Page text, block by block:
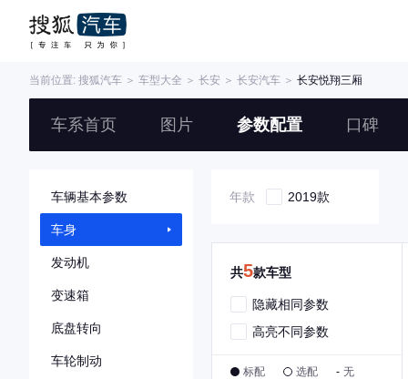
当前位置: 搜狐汽车 ＞ 车型大全 ＞ 长安 ＞ 长安汽车 ＞ 长安悦翔三厢
车系首页 图片 参数配置 口碑
车辆基本参数
车身
发动机
变速箱
底盘转向
车轮制动
年款 2019款
共5款车型
隐藏相同参数
高亮不同参数
标配 选配 - 无